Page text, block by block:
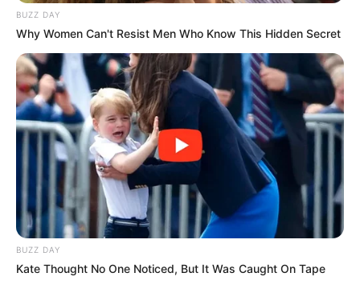
BUZZ DAY
Why Women Can't Resist Men Who Know This Hidden Secret
BUZZ DAY
Kate Thought No One Noticed, But It Was Caught On Tape